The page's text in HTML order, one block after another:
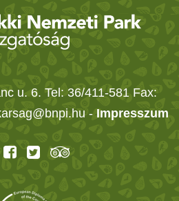
u. 6. Tel: 36/411-581 Fax:
- Impresszum